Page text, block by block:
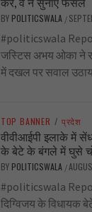
BY POLITICSWALA /
#politicswala
जस्टिस अभय ओका ने
में दखल पर सवाल
TOP BANNER / प्रदेश
वीवीआईपी इलाके में
के बेटे के बंगले में घुसे
BY POLITICSWALA /
#politicswala
दिग्विजय के विधायक